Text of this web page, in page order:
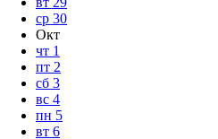
ср 30
Окт
чт 1
пт 2
сб 3
вс 4
пн 5
вт 6